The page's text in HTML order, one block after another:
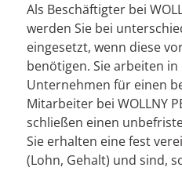
Als Beschäftigter bei
werden Sie bei
eingesetzt, wenn diese
benötigen. Sie arbeiten
Unternehmen für einen
Mitarbeiter bei WOLLNY
schließen einen
Sie erhalten eine fest
(Lohn, Gehalt) und sind,